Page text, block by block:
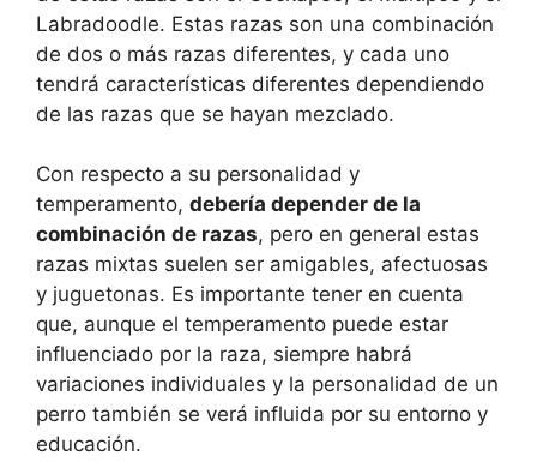
Labradoodle. Estas razas son una combinación
de dos o más razas diferentes, y cada uno
tendrá características diferentes dependiendo
de las razas que se hayan mezclado.
Con respecto a su personalidad y
temperamento, debería depender de la
combinación de razas, pero en general estas
razas mixtas suelen ser amigables, afectuosas
y juguetonas. Es importante tener en cuenta
que, aunque el temperamento puede estar
influenciado por la raza, siempre habrá
variaciones individuales y la personalidad de un
perro también se verá influida por su entorno y
educación.